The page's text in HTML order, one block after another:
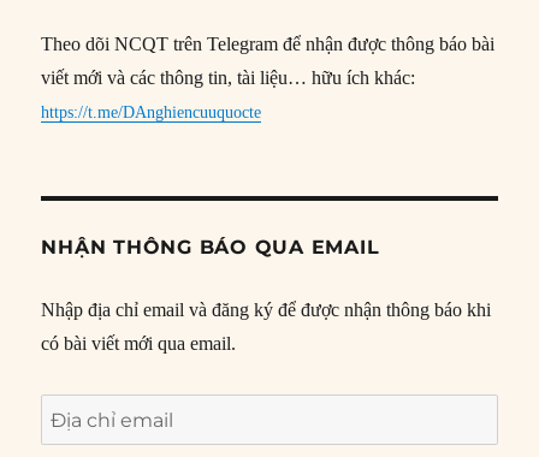
Theo dõi NCQT trên Telegram để nhận được thông báo bài
viết mới và các thông tin, tài liệu… hữu ích khác:
https://t.me/DAnghiencuuquocte
NHẬN THÔNG BÁO QUA EMAIL
Nhập địa chỉ email và đăng ký để được nhận thông báo khi
có bài viết mới qua email.
Địa
chỉ